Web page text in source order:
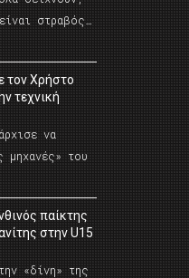
στραβός…
τον Χρήστο
τεχνική
να
μηχανές» του
παίκτης
στην U15
«δίνη» της